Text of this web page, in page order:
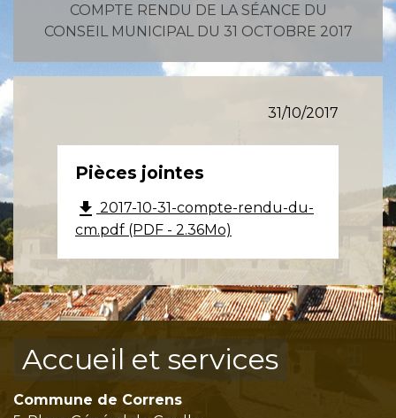
COMPTE RENDU DE LA SÉANCE DU
CONSEIL MUNICIPAL DU 31 OCTOBRE 2017
31/10/2017
Pièces jointes
file_download 2017-10-31-compte-rendu-du-
cm.pdf (PDF - 2.36Mo)
Accueil et services
Commune de Correns